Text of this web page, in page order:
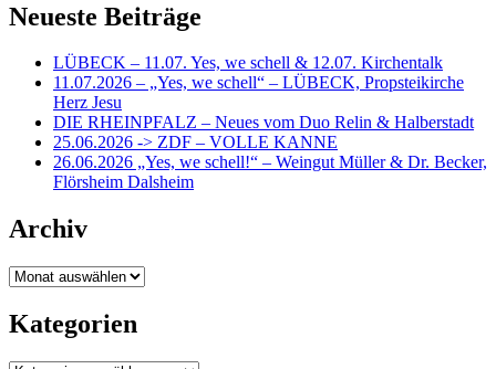
Neueste Beiträge
LÜBECK – 11.07. Yes, we schell & 12.07. Kirchentalk
11.07.2026 – „Yes, we schell“ – LÜBECK, Propsteikirche
Herz Jesu
DIE RHEINPFALZ – Neues vom Duo Relin & Halberstadt
25.06.2026 -> ZDF – VOLLE KANNE
26.06.2026 „Yes, we schell!“ – Weingut Müller & Dr. Becker,
Flörsheim Dalsheim
Archiv
Archiv
Kategorien